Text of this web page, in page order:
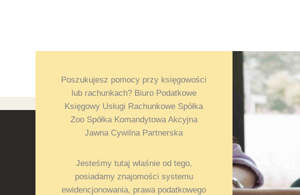
Poszukujesz pomocy przy księgowości
lub rachunkach? Biuro Podatkowe
Księgowy Usługi Rachunkowe Spółka
Zoo Spółka Komandytowa Akcyjna
Jawna Cywilna Partnerska
Jesteśmy tutaj właśnie od tego,
posiadamy znajomości systemu
ewidencjonowania, prawa podatkowego